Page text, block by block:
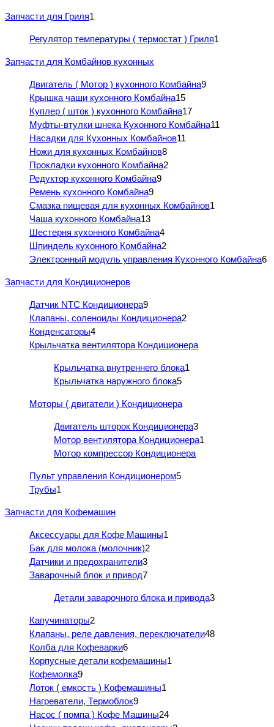
Запчасти для Гриля1
Регулятор температуры ( термостат ) Гриля1
Запчасти для Комбайнов кухонных
Двигатель ( Мотор ) кухонного Комбайна9
Крышка чаши кухонного Комбайна15
Куплер ( шток ) кухонного Комбайна17
Муфты-втулки шнека Кухонного Комбайна11
Насадки для Кухонных Комбайнов11
Ножи для кухонных Комбайнов8
Прокладки кухонного Комбайна2
Редуктор кухонного Комбайна9
Ремень кухонного Комбайна9
Смазка пищевая для кухонных Комбайнов1
Чаша кухонного Комбайна13
Шестерня кухонного Комбайна4
Шпиндель кухонного Комбайна2
Электронный модуль управления Кухонного Комбайна6
Запчасти для Кондиционеров
Датчик NTC Кондиционера9
Клапаны, соленоиды Кондиционера2
Конденсаторы4
Крыльчатка вентилятора Кондиционера
Крыльчатка внутреннего блока1
Крыльчатка наружного блока5
Моторы ( двигатели ) Кондиционера
Двигатель шторок Кондиционера3
Мотор вентилятора Кондиционера1
Мотор компрессор Кондиционера
Пульт управления Кондиционером5
Трубы1
Запчасти для Кофемашин
Аксессуары для Кофе Машины1
Бак для молока (молочник)2
Датчики и предохранители3
Заварочный блок и привод7
Детали заварочного блока и привода3
Капучинаторы2
Клапаны, реле давления, переключатели48
Колба для Кофеварки6
Корпусные детали кофемашины1
Кофемолка9
Лоток ( емкость ) Кофемашины1
Нагреватели, Термоблок9
Насос ( помпа ) Кофе Машины24